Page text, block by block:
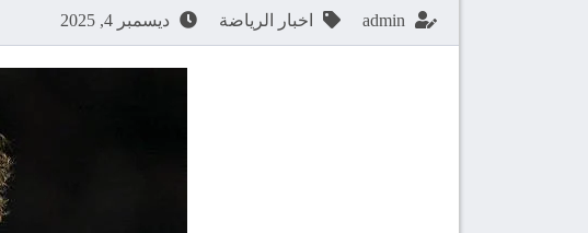
admin اخبار الرياضة ديسمبر 4, 2025